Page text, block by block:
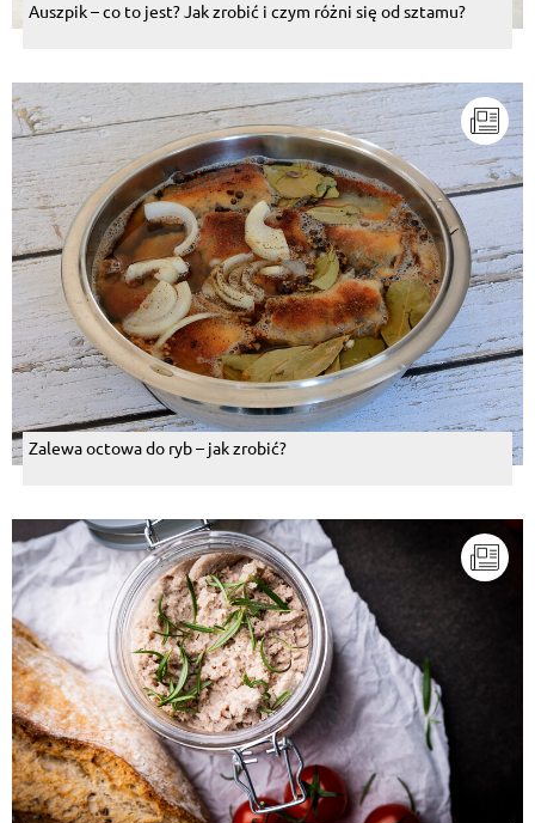
Auszpik – co to jest? Jak zrobić i czym różni się od sztamu?
Zalewa octowa do ryb – jak zrobić?